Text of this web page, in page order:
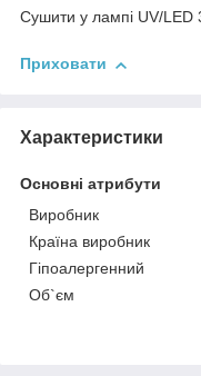
Сушити у лампі UV/LED
Приховати
Характеристики
Основні атрибути
Виробник
Країна виробник
Гіпоалергенний
Об`єм